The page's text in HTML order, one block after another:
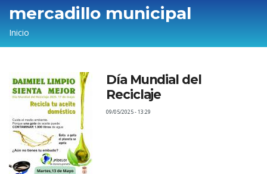
mercadillo municipal
Sobrescribir
enlaces
ayuda
la
navegación
Inicio
Día Mundial del
Reciclaje
09/05/2025 - 13:29